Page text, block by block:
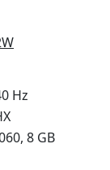
Hz
8 GB